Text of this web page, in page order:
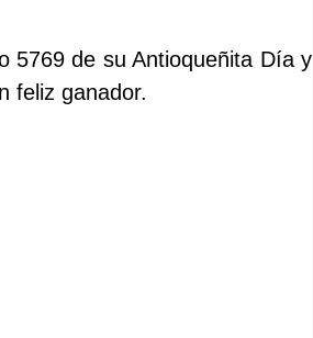
5769 de su Antioqueñita Día y
feliz ganador.